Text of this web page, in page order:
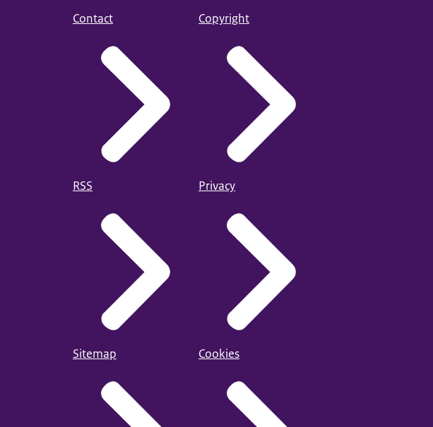
Contact
RSS
Sitemap
Copyright
Privacy
Cookies